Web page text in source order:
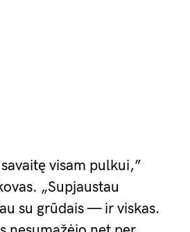
visam pulkui,”
„Supjaustau
su grūdais — ir viskas.